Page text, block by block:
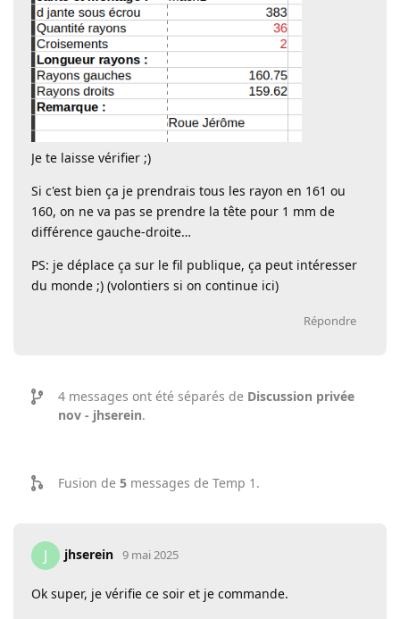
Je te laisse vérifier ;)
Si c'est bien ça je prendrais tous les rayon en 161 ou
160, on ne va pas se prendre la tête pour 1 mm de
différence gauche-droite…
PS: je déplace ça sur le fil publique, ça peut intéresser
du monde ;) (volontiers si on continue ici)
Répondre
4 messages ont été séparés de Discussion privée
nov - jhserein.
Fusion de 5 messages de Temp 1 .
J jhserein 9 mai 2025
Ok super, je vérifie ce soir et je commande.